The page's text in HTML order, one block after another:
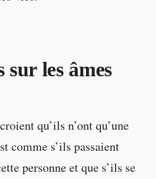
sur les âmes
qu’ils n’ont qu’une
comme s’ils passaient
personne et que s’ils se